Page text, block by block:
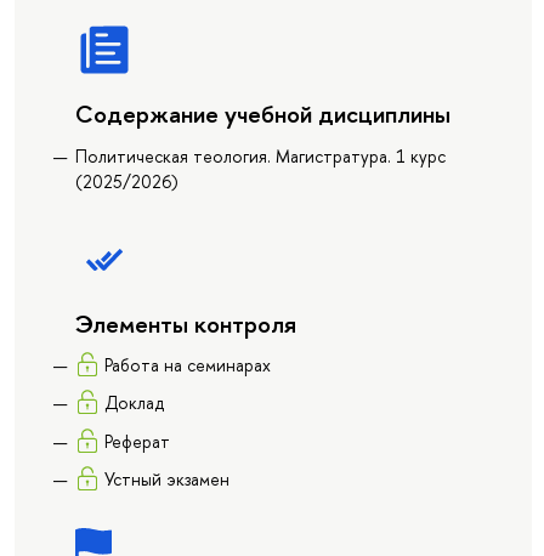
Содержание учебной дисциплины
Политическая теология. Магистратура. 1 курс
(2025/2026)
Элементы контроля
Работа на семинарах
Доклад
Реферат
Устный экзамен